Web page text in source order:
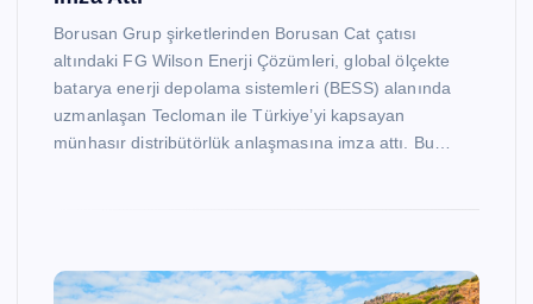
Borusan Grup şirketlerinden Borusan Cat çatısı
altındaki FG Wilson Enerji Çözümleri, global ölçekte
batarya enerji depolama sistemleri (BESS) alanında
uzmanlaşan Tecloman ile Türkiye’yi kapsayan
münhasır distribütörlük anlaşmasına imza attı. Bu…